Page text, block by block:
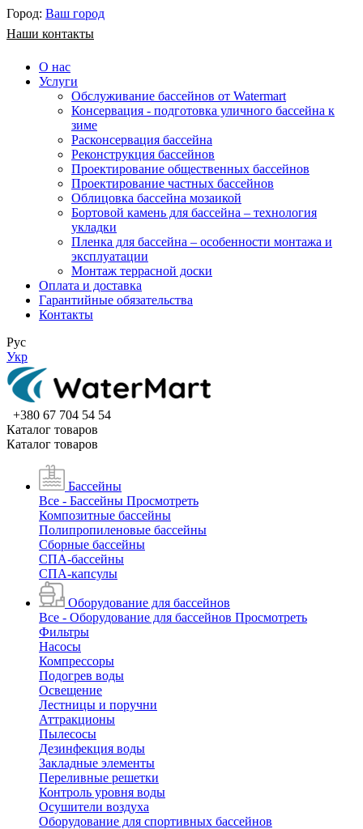
Город: Ваш город
Наши контакты
О нас
Услуги
Обслуживание бассейнов от Watermart
Консервация - подготовка уличного бассейна к
зиме
Расконсервация бассейна
Реконструкция бассейнов
Проектирование общественных бассейнов
Проектирование частных бассейнов
​Облицовка бассейна мозаикой
Бортовой камень для бассейна – технология
укладки
Пленка для бассейна – особенности монтажа и
эксплуатации
Монтаж террасной доски
Оплата и доставка
Гарантийные обязательства
Контакты
Рус
Укр
+380 67 704 54 54
Каталог товаров
Каталог товаров
Бассейны
Все - Бассейны Просмотреть
Композитные бассейны
Полипропиленовые бассейны
Сборные бассейны
СПА-бассейны
СПА-капсулы
Оборудование для бассейнов
Все - Оборудование для бассейнов Просмотреть
Фильтры
Насосы
Компрессоры
Подогрев воды
Освещение
Лестницы и поручни
Аттракционы
Пылесосы
Дезинфекция воды
Закладные элементы
Переливные решетки
Контроль уровня воды
Осушители воздуха
Оборудование для спортивных бассейнов